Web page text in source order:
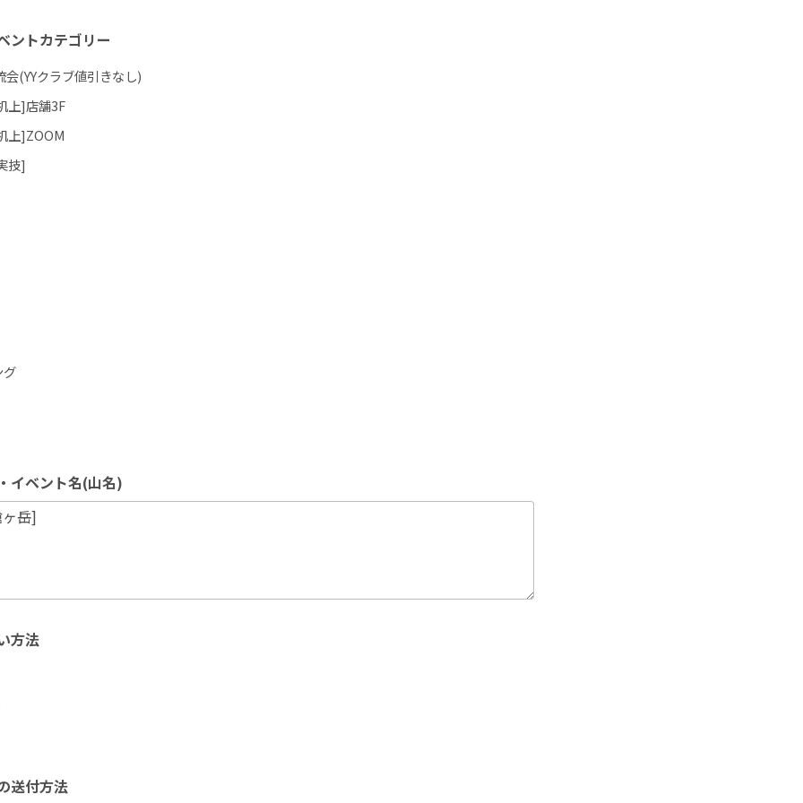
ントカテゴリー
(YYクラブ値引きなし)
上]店舗3F
上]ZOOM
技]
グ
イベント名(山名)
方法
送付方法